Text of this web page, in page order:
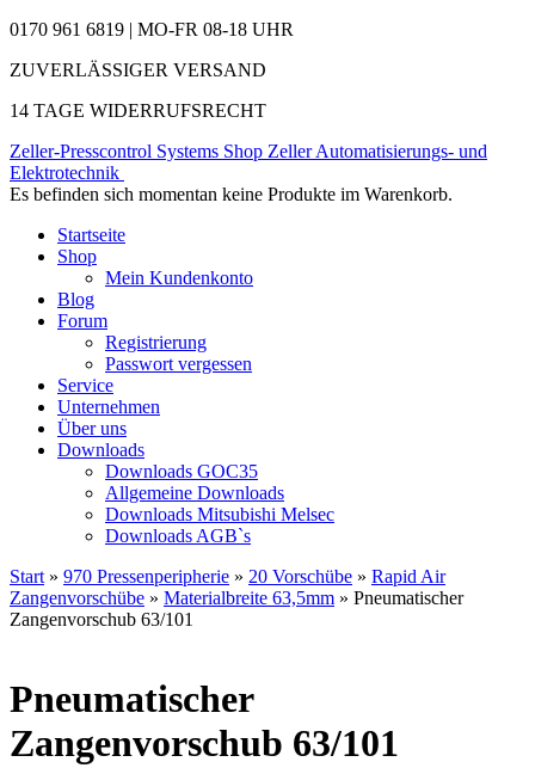
0170 961 6819 | MO-FR 08-18 UHR
ZUVERLÄSSIGER VERSAND
14 TAGE WIDERRUFSRECHT
Zeller-Presscontrol Systems Shop Zeller Automatisierungs- und
Elektrotechnik
Es befinden sich momentan keine Produkte im Warenkorb.
Startseite
Shop
Mein Kundenkonto
Blog
Forum
Registrierung
Passwort vergessen
Service
Unternehmen
Über uns
Downloads
Downloads GOC35
Allgemeine Downloads
Downloads Mitsubishi Melsec
Downloads AGB`s
Start » 970 Pressenperipherie » 20 Vorschübe » Rapid Air
Zangenvorschübe » Materialbreite 63,5mm » Pneumatischer
Zangenvorschub 63/101
Pneumatischer
Zangenvorschub 63/101